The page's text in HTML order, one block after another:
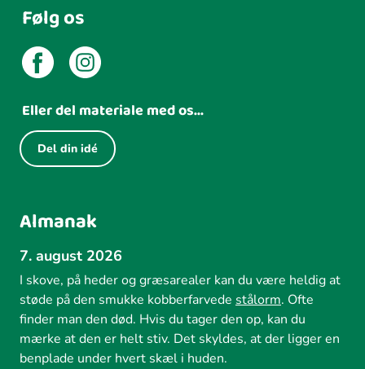
Følg os
Eller del materiale med os...
Del din idé
Almanak
7. august 2026
I skove, på heder og græsarealer kan du være heldig at
støde på den smukke kobberfarvede stålorm. Ofte
finder man den død. Hvis du tager den op, kan du
mærke at den er helt stiv. Det skyldes, at der ligger en
benplade under hvert skæl i huden.